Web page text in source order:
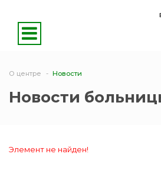
О центре Новости
Новости
Элемент не найден!